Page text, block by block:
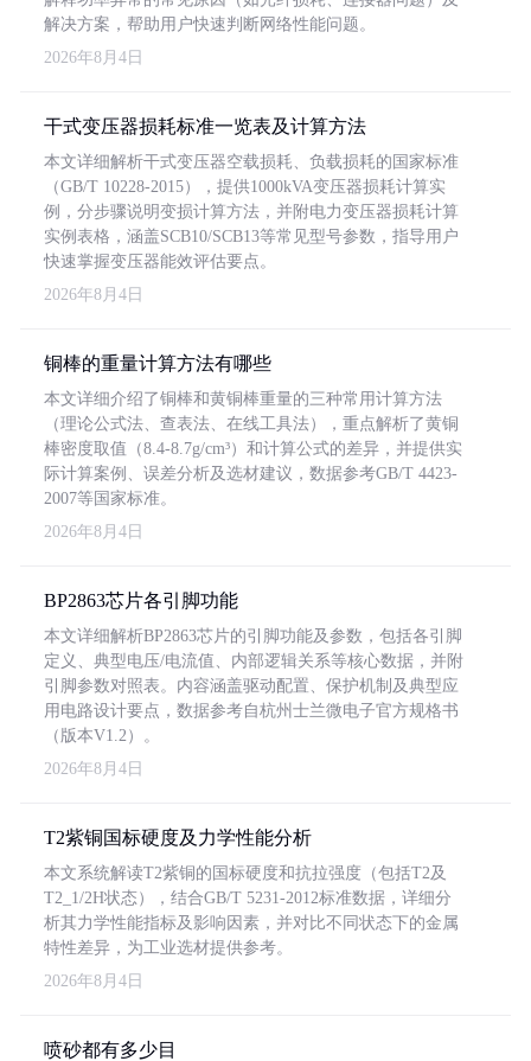
解决方案，帮助用户快速判断网络性能问题。
2026年8月4日
干式变压器损耗标准一览表及计算方法
本文详细解析干式变压器空载损耗、负载损耗的国家标准
（GB/T 10228-2015），提供1000kVA变压器损耗计算实
例，分步骤说明变损计算方法，并附电力变压器损耗计算
实例表格，涵盖SCB10/SCB13等常见型号参数，指导用户
快速掌握变压器能效评估要点。
2026年8月4日
铜棒的重量计算方法有哪些
本文详细介绍了铜棒和黄铜棒重量的三种常用计算方法
（理论公式法、查表法、在线工具法），重点解析了黄铜
棒密度取值（8.4-8.7g/cm³）和计算公式的差异，并提供实
际计算案例、误差分析及选材建议，数据参考GB/T 4423-
2007等国家标准。
2026年8月4日
BP2863芯片各引脚功能
本文详细解析BP2863芯片的引脚功能及参数，包括各引脚
定义、典型电压/电流值、内部逻辑关系等核心数据，并附
引脚参数对照表。内容涵盖驱动配置、保护机制及典型应
用电路设计要点，数据参考自杭州士兰微电子官方规格书
（版本V1.2）。
2026年8月4日
T2紫铜国标硬度及力学性能分析
本文系统解读T2紫铜的国标硬度和抗拉强度（包括T2及
T2_1/2H状态），结合GB/T 5231-2012标准数据，详细分
析其力学性能指标及影响因素，并对比不同状态下的金属
特性差异，为工业选材提供参考。
2026年8月4日
喷砂都有多少目